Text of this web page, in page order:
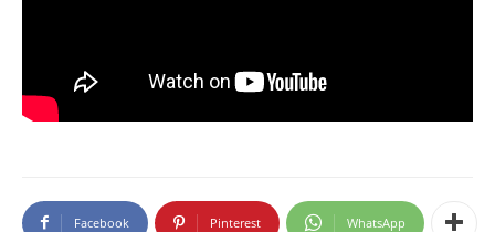
Facebook Pinterest WhatsApp